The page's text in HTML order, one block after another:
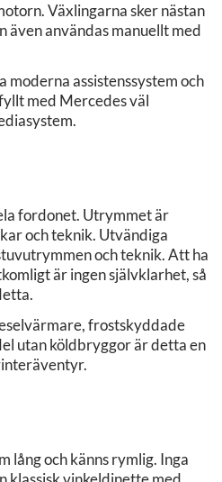
Växlingarna sker nästan
även användas manuellt med
moderna assistenssystem och
med Mercedes väl
fordonet. Utrymmet är
och teknik. Utvändiga
och teknik. Att ha
är ingen självklarhet, så
frostskyddade
utan köldbryggor är detta en
lång och känns rymlig. Inga